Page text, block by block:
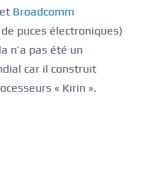
et Broadcomm
puces électroniques)
n’a pas été un
car il construit
« Kirin ».